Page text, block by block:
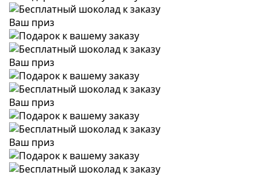
Ваш приз
Ваш приз
Ваш приз
Ваш приз